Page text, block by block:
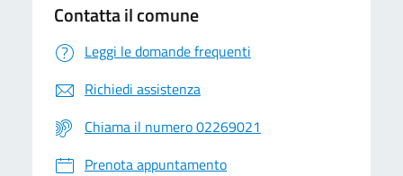
Contatta il comune
Leggi le domande frequenti
Richiedi assistenza
Chiama il numero 02269021
Prenota appuntamento